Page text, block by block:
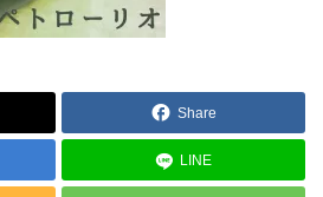
Share
LINE